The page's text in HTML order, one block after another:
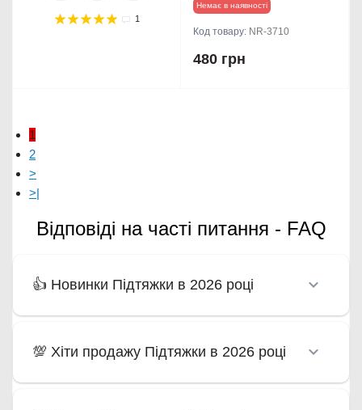
1
Немає в наявності
Код товару: NR-3710
480 грн
1
2
>
>|
Відповіді на часті питання - FAQ
👍 Новинки Підтяжки в 2026 році
💯 Хіти продажу Підтяжки в 2026 році